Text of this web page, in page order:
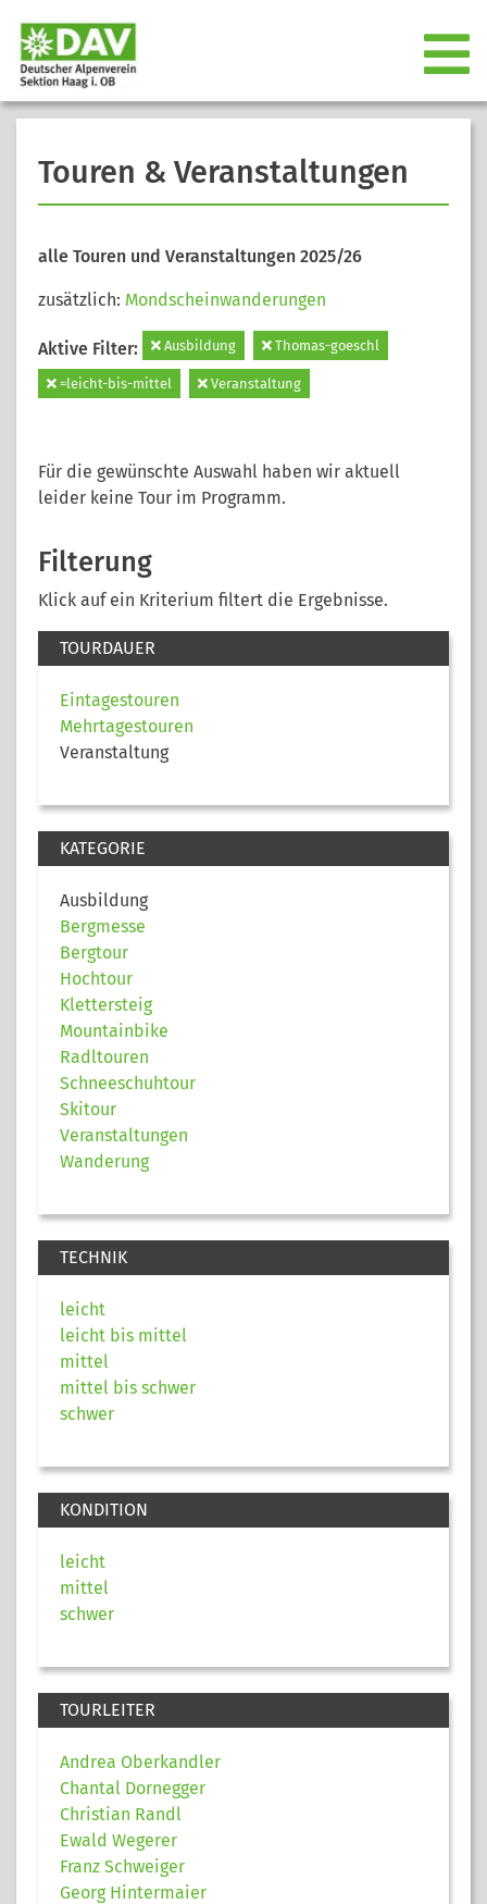
Touren & Veranstaltungen
alle Touren und Veranstaltungen 2025/26
zusätzlich: Mondscheinwanderungen
Aktive Filter: Ausbildung Thomas-goeschl
=leicht-bis-mittel Veranstaltung
Für die gewünschte Auswahl haben wir aktuell
leider keine Tour im Programm.
Filterung
Klick auf ein Kriterium filtert die Ergebnisse.
TOURDAUER
Eintagestouren
Mehrtagestouren
Veranstaltung
KATEGORIE
Ausbildung
Bergmesse
Bergtour
Hochtour
Klettersteig
Mountainbike
Radltouren
Schneeschuhtour
Skitour
Veranstaltungen
Wanderung
TECHNIK
leicht
leicht bis mittel
mittel
mittel bis schwer
schwer
KONDITION
leicht
mittel
schwer
TOURLEITER
Andrea Oberkandler
Chantal Dornegger
Christian Randl
Ewald Wegerer
Franz Schweiger
Georg Hintermaier